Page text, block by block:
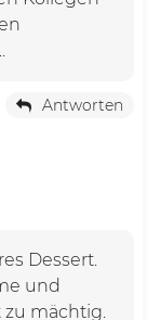
Antworten
Dessert.
und
zu mächtig.